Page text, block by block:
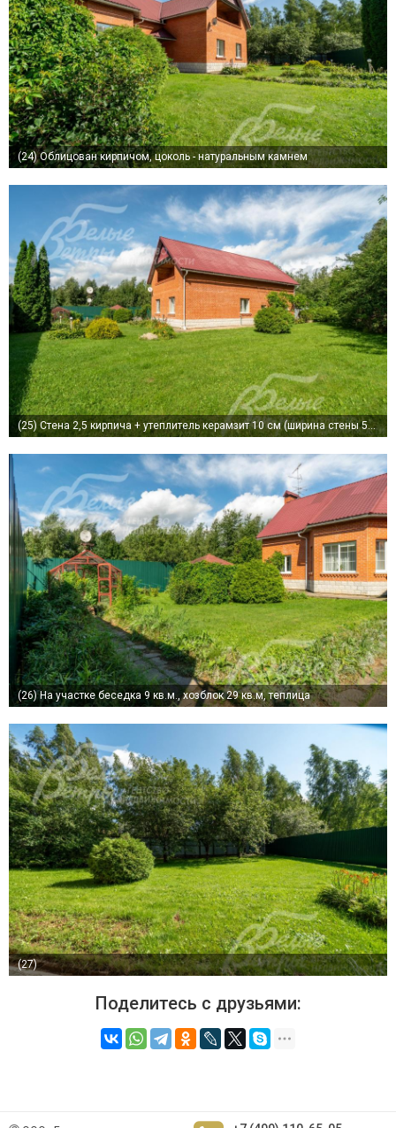
(24)Облицован кирпичом, цоколь - натуральным камнем
(25) Стена 2,5 кирпича + утеплитель керамзит 10 см (ширина стены 50см)
(26)На участке беседка 9 кв.м., хозблок 29 кв.м, теплица
(27)
Поделитесь с друзьями: